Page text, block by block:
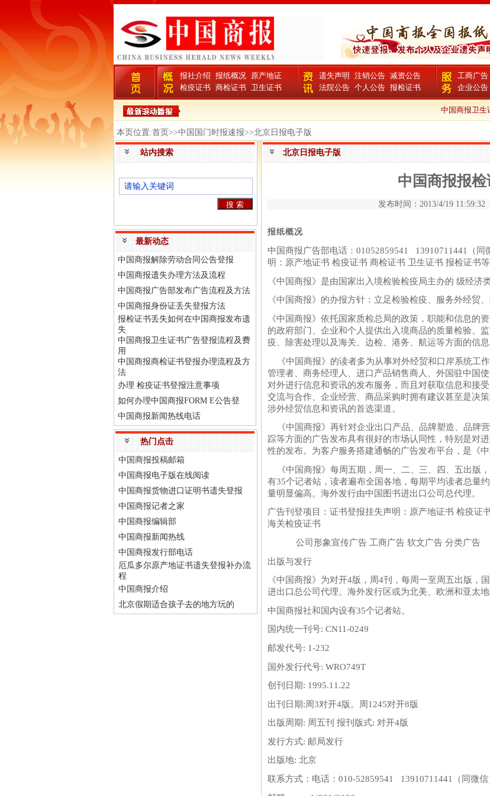
报社介绍 报纸概况 原产地证
检疫证书 商检证书 卫生证书
遗失声明 注销公告 减资公告
法院公告 个人公告 报检证书
工商广告
企业公告
中国商报卫生
本页位置:首页>>中国国门时报速报>>北京日报电子版
站内搜索
最新动态
中国商报解除劳动合同公告登报
中国商报遗失办理方法及流程
中国商报广告部发布广告流程及方法
中国商报身份证丢失登报方法
报检证书丢失如何在中国商报发布遗
失
中国商报卫生证书广告登报流程及费
用
中国商报商检证书登报办理流程及方
法
办理 检疫证书登报注意事项
如何办理中国商报FORM E公告登
中国商报新闻热线电话
热门点击
中国商报投稿邮箱
中国商报电子版在线阅读
中国商报货物进口证明书遗失登报
中国商报记者之家
中国商报编辑部
中国商报新闻热线
中国商报发行部电话
厄瓜多尔原产地证书遗失登报补办流
程
中国商报介绍
北京假期适合孩子去的地方玩的
北京日报电子版
中国商报报
发布时间：2013/4/19
报纸概况
中国商报广告部电话：01052859541 13910711441（
明：原产地证书 检疫证书 商检证书 卫生证书 报检证书
《中国商报》是由国家出入境检验检疫局主办的 级经济
《中国商报》的办报方针：立足检验检疫、服务外经贸
《中国商报》依托国家质检总局的政策，职能和信息的
的政府部门、企业和个人提供出入境商品的质量检验、
疫、除害处理以及海关、边检、港务、航运等方面的信息
《中国商报》的读者多为从事对外经贸和口岸系统工
管理者、商务经理人、进口产品销售商人、外国驻中国
对外进行信息和资讯的发布服务，而且对获取信息和接
交流与合作、企业经营、商品采购时拥有建议甚至是决
涉外经贸信息和资讯的首选渠道。
《中国商报》再针对企业出口产品、品牌塑造、品牌
踪等方面的广告发布具有很好的市场认同性，特别是对
性的发布。为客户服务搭建通畅的广告发布平台，是《
《中国商报》每周五期，周一、二、三、四、五出版
有35个记者站，读者遍布全国各地，每期平均读者总量
量明显偏高。海外发行由中国图书进出口公司总代理。
广告刊登项目：证书登报挂失声明：原产地证书 检
海关检疫证书
公司形象宣传广告 工商广告 软文广告 分类广告
出版与发行
《中国商报》为对开4版，周4刊，每周一至周五出版，
进出口总公司代理。海外发行区或为北美、欧洲和亚太地
中国商报社和国内设有35个记者站。
国内统一刊号: CN11-0249
邮发代号: 1-232
国外发行代号: WRO749T
创刊日期: 1995.11.22
出刊日期:周3对开4版。周1245对开8版
出版周期: 周五刊 报刊版式: 对开4版
发行方式: 邮局发行
出版地: 北京
联系方式： 电话：010-52859541 13910711441（同微信